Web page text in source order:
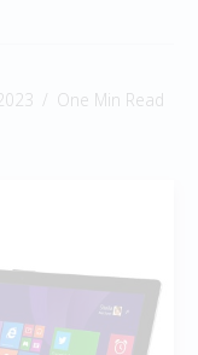
One Min Read